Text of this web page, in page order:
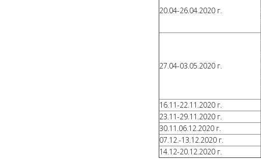
20.04-26.04.2020 г.
27.04-03.05.2020 г.
16.11-22.11.2020 г.
23.11-29.11.2020 г.
30.11.06.12.2020 г.
07.12.-13.12.2020 г.
14.12-20.12.2020 г.